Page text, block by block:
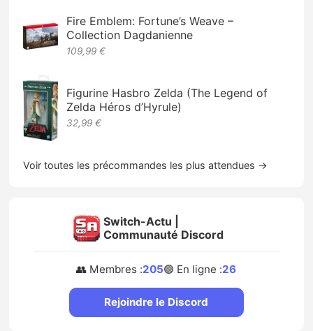
Fire Emblem: Fortune’s Weave –
Collection Dagdanienne
109,99 €
Figurine Hasbro Zelda (The Legend of
Zelda Héros d’Hyrule)
32,99 €
Voir toutes les précommandes les plus attendues →
Switch-Actu |
Communauté Discord
👥 Membres :205🟢 En ligne :26
Rejoindre le Discord